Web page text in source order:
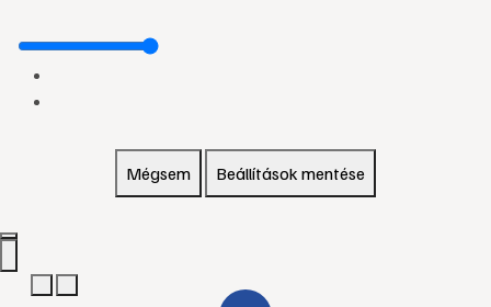
Mégsem Beállítások mentése